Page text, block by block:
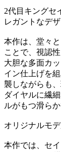
2代目キングセ
レガントなデ
本作は、堂々
ことで、視認
大胆な多面カ
イン仕上げを
襲しながらも
ダイヤルに繊
ルがもつ滑ら
オリジナルモ
本作では、セ